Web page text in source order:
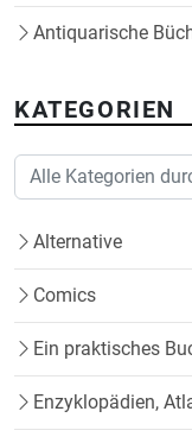
Antiquarische
KATEGORIEN
Alternative
Comics
Ein praktisches
Enzyklopädien,